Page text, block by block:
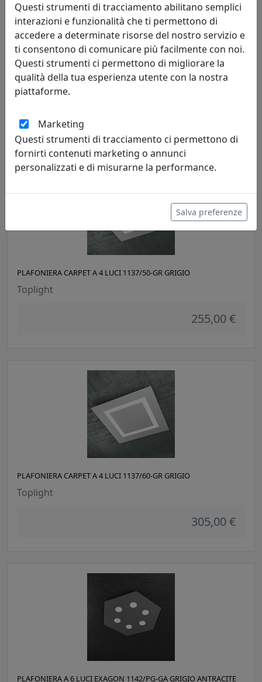
PLAFONIERA CARPET A 4 LUCI 1137/40-GR GRIGIO
Toplight
PLAFONIERA CARPET A 4 LUCI 1137/50-GR GRIGIO
Toplight
255,00 €
PLAFONIERA CARPET A 4 LUCI 1137/60-GR GRIGIO
Toplight
305,00 €
PLAFONIERA A 6 LUCI EXAGON 1142/PG-GA GRIGIO ANTRACITE
Questi strumenti di tracciamento abilitano semplici
interazioni e funzionalità che ti permettono di
accedere a determinate risorse del nostro servizio e
ti consentono di comunicare più facilmente con noi.
Questi strumenti ci permettono di migliorare la
qualità della tua esperienza utente con la nostra
piattaforme.
Marketing
Questi strumenti di tracciamento ci permettono di
fornirti contenuti marketing o annunci
personalizzati e di misurarne la performance.
Salva preferenze